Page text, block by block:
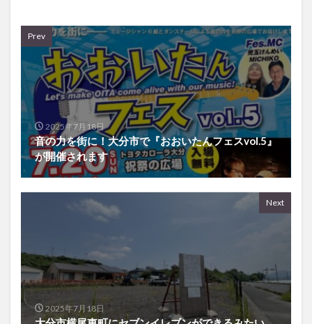
Prev
2025年7月18日
音の力を街に！大分市で『おおいたんフェスvol.5』
が開催されます
Next
2025年7月18日